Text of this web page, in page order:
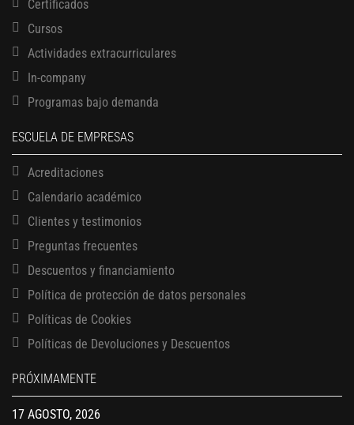
Certificados
Cursos
Actividades extracurriculares
In-company
Programas bajo demanda
ESCUELA DE EMPRESAS
Acreditaciones
Calendario académico
Clientes y testimonios
Preguntas frecuentes
Descuentos y financiamiento
Política de protección de datos personales
Políticas de Cookies
Políticas de Devoluciones y Descuentos
PRÓXIMAMENTE
13 AGOSTO, 2026
17 AGOSTO, 2026
Gerencia de empresas familiares
17 AGOSTO, 2026